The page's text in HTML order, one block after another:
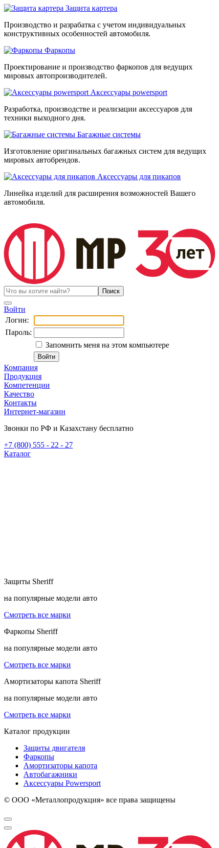
Защита картера
Производство и разрабатка с учетом индивидуальных
конструктивных особенностей автомобиля.
Фаркопы
Проектирование и производство фаркопов для ведущих
мировых автопроизводителей.
Аксессуары powersport
Разработка, производстве и реализации аксессуаров для
техники выходного дня.
Багажные системы
Изготовление оригинальных багажных систем для ведущих
мировых автобрендов.
Аксессуары для пикапов
Линейка изделий для расширения возможностей Вашего
автомобиля.
Войти
Логин:
Пароль:
Запомнить меня на этом компьютере
Компания
Продукция
Компетенции
Качество
Контакты
Интернет-магазин
Звонки по РФ и Казахстану бесплатно
+7 (800) 555 - 22 - 27
Каталог
Защиты Sheriff
на популярные модели авто
Смотреть все марки
Фаркопы Sheriff
на популярные модели авто
Смотреть все марки
Амортизаторы капота Sheriff
на популярные модели авто
Смотреть все марки
Каталог продукции
Защиты двигателя
Фаркопы
Амортизаторы капота
Автобагажники
Аксессуары Powersport
© ООО «Металлопродукция» все права защищены